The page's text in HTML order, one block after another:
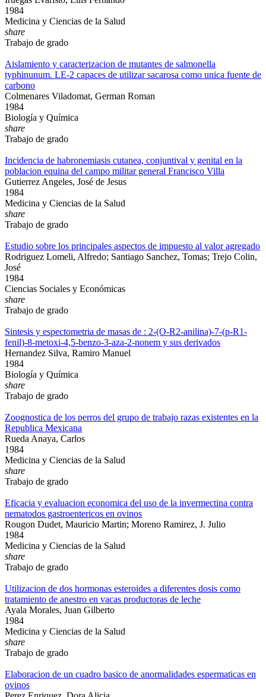
1984
Medicina y Ciencias de la Salud
share
Trabajo de grado
Aislamiento y caracterizacion de mutantes de salmonella
typhinunum. LE-2 capaces de utilizar sacarosa como unica fuente de
carbono
Colmenares Viladomat, German Roman
1984
Biología y Química
share
Trabajo de grado
Incidencia de habronemiasis cutanea, conjuntival y genital en la
poblacion equina del campo militar general Francisco Villa
Gutierrez Angeles, José de Jesus
1984
Medicina y Ciencias de la Salud
share
Trabajo de grado
Estudio sobre los principales aspectos de impuesto al valor agregado
Rodriguez Lomeli, Alfredo; Santiago Sanchez, Tomas; Trejo Colin,
José
1984
Ciencias Sociales y Económicas
share
Trabajo de grado
Sintesis y espectometria de masas de : 2-(O-R2-anilina)-7-(p-R1-
fenil)-8-metoxi-4,5-benzo-3-aza-2-nonem y sus derivados
Hernandez Silva, Ramiro Manuel
1984
Biología y Química
share
Trabajo de grado
Zoognostica de los perros del grupo de trabajo razas existentes en la
Republica Mexicana
Rueda Anaya, Carlos
1984
Medicina y Ciencias de la Salud
share
Trabajo de grado
Eficacia y evaluacion economica del uso de la invermectina contra
nematodos gastroentericos en ovinos
Rougon Dudet, Mauricio Martin; Moreno Ramirez, J. Julio
1984
Medicina y Ciencias de la Salud
share
Trabajo de grado
Utilizacion de dos hormonas esteroides a diferentes dosis como
tratamiento de anestro en vacas productoras de leche
Ayala Morales, Juan Gilberto
1984
Medicina y Ciencias de la Salud
share
Trabajo de grado
Elaboracion de un cuadro basico de anormalidades espermaticas en
ovinos